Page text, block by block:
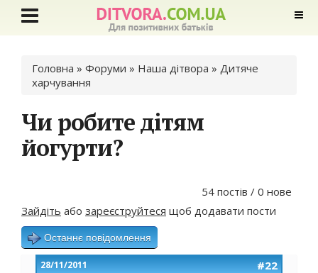
Ви є тут
Головна » Форуми » Наша дітвора » Дитяче
харчування
Чи робите дітям
йогурти?
54 постів / 0 нове
Зайдіть або зареєструйтеся щоб додавати пости
Останнє повідомлення
28/11/2011 #22